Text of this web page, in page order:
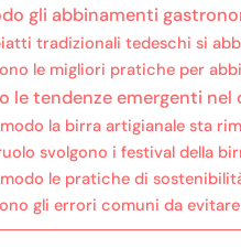
gli abbinamenti
tradizionali tedeschi si
le migliori pratiche per
le tendenze emergenti
la birra artigianale sta
svolgono i festival della
le pratiche di
gli errori comuni da